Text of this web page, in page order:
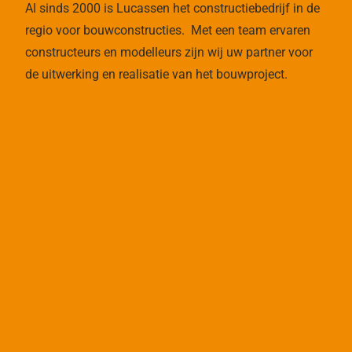
Al sinds 2000 is Lucassen het constructiebedrijf in de
regio voor bouwconstructies. Met een team ervaren
constructeurs en modelleurs zijn wij uw partner voor
de uitwerking en realisatie van het bouwproject.